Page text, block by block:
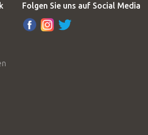
Folgen Sie uns auf Social Media